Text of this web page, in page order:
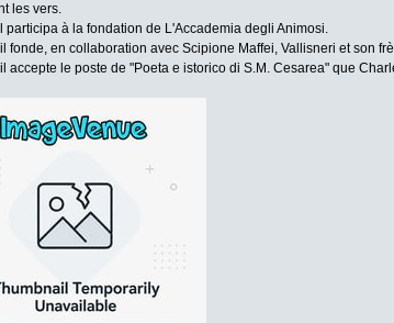
les vers.
participa à la fondation de L'Accademia degli Animosi.
fonde, en collaboration avec Scipione Maffei, Vallisneri et son
accepte le poste de "Poeta e istorico di S.M. Cesarea" que